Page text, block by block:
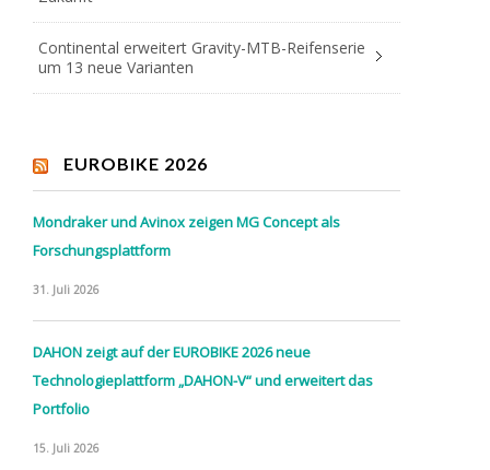
Continental erweitert Gravity-MTB-Reifenserie
um 13 neue Varianten
EUROBIKE 2026
Mondraker und Avinox zeigen MG Concept als
Forschungsplattform
31. Juli 2026
DAHON zeigt auf der EUROBIKE 2026 neue
Technologieplattform „DAHON-V“ und erweitert das
Portfolio
15. Juli 2026